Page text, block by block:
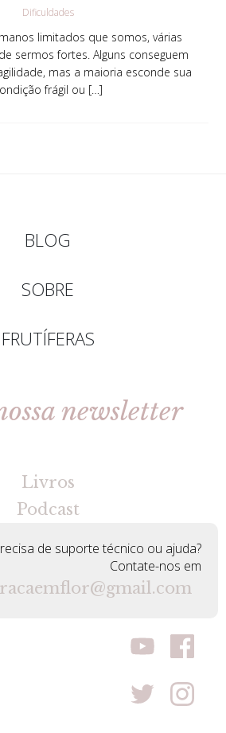
Dificuldades
limitados que somos, várias
sermos fortes. Alguns conseguem
mas a maioria esconde sua
frágil ou […]
BLOG
SOBRE
FRUTÍFERAS
newsletter
Livros
Podcast
de suporte técnico ou ajuda?
Contate-nos em